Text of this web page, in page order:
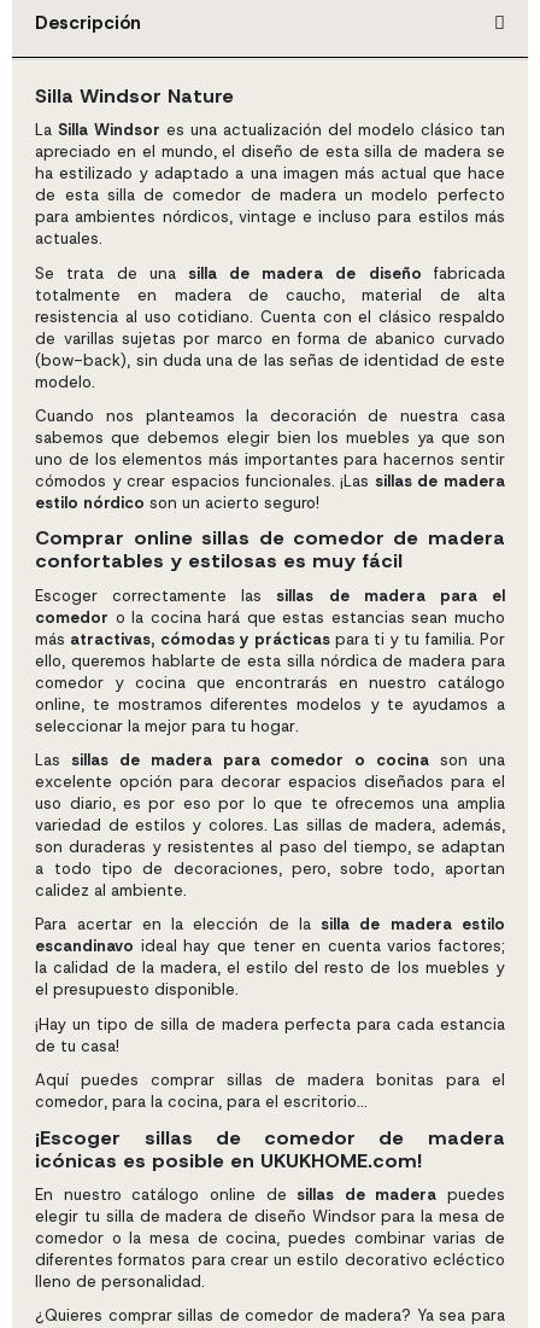
Descripción
Silla Windsor Nature
La Silla Windsor es una actualización del modelo clásico tan
apreciado en el mundo, el diseño de esta silla de madera se
ha estilizado y adaptado a una imagen más actual que hace
de esta silla de comedor de madera un modelo perfecto
para ambientes nórdicos, vintage e incluso para estilos más
actuales.
Se trata de una silla de madera de diseño fabricada
totalmente en madera de caucho, material de alta
resistencia al uso cotidiano. Cuenta con el clásico respaldo
de varillas sujetas por marco en forma de abanico curvado
(bow-back), sin duda una de las señas de identidad de este
modelo.
Cuando nos planteamos la decoración de nuestra casa
sabemos que debemos elegir bien los muebles ya que son
uno de los elementos más importantes para hacernos sentir
cómodos y crear espacios funcionales. ¡Las sillas de madera
estilo nórdico son un acierto seguro!
Comprar online sillas de comedor de madera
confortables y estilosas es muy fácil
Escoger correctamente las sillas de madera para el
comedor o la cocina hará que estas estancias sean mucho
más atractivas, cómodas y prácticaspara ti y tu familia. Por
ello, queremos hablarte de esta silla nórdica de madera para
comedor y cocina que encontrarás en nuestro catálogo
online, te mostramos diferentes modelos y te ayudamos a
seleccionar la mejor para tu hogar.
Las sillas de madera para comedor o cocina son una
excelente opción para decorar espacios diseñados para el
uso diario, es por eso por lo que te ofrecemos una amplia
variedad de estilos y colores. Las sillas de madera, además,
son duraderas y resistentes al paso del tiempo, se adaptan
a todo tipo de decoraciones, pero, sobre todo, aportan
calidez al ambiente.
Para acertar en la elección de lasilla de madera estilo
escandinavo ideal hay que tener en cuenta varios factores;
la calidad de la madera, el estilo del resto de los muebles y
el presupuesto disponible.
¡Hay un tipo de silla de madera perfecta para cada estancia
de tu casa!
Aquí puedes comprar sillas de madera bonitas para el
comedor, para la cocina, para el escritorio...
¡Escoger sillas de comedor de madera
icónicas es posible en UKUKHOME.com!
En nuestro catálogo online de sillas de madera puedes
elegir tu silla de madera de diseño Windsor para la mesa de
comedor o la mesa de cocina, puedes combinar varias de
diferentes formatos para crear un estilo decorativo ecléctico
lleno de personalidad.
¿Quieres comprar sillas de comedor de madera? Ya sea para